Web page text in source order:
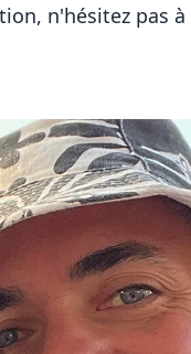
n'hésitez pas à